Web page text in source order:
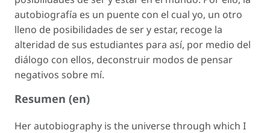
autobiografía es un puente con el cual yo, un otro
lleno de posibilidades de ser y estar, recoge la
alteridad de sus estudiantes para así, por medio del
diálogo con ellos, deconstruir modos de pensar
negativos sobre mí.
Resumen (en)
Her autobiography is the universe through which I